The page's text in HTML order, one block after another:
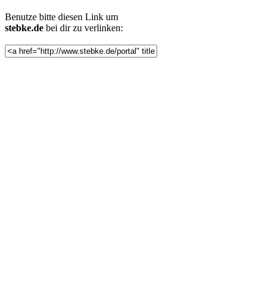
Benutze bitte diesen Link um
stebke.de bei dir zu verlinken: